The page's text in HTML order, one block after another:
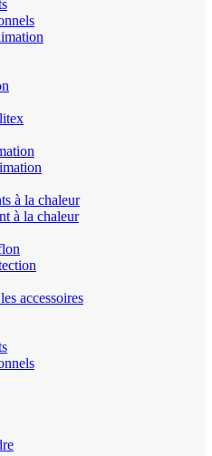
à la chaleur
à la chaleur
accessoires